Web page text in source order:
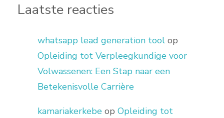
Laatste reacties
whatsapp lead generation tool op
Opleiding tot Verpleegkundige voor
Volwassenen: Een Stap naar een
Betekenisvolle Carrière
kamariakerkebe op Opleiding tot